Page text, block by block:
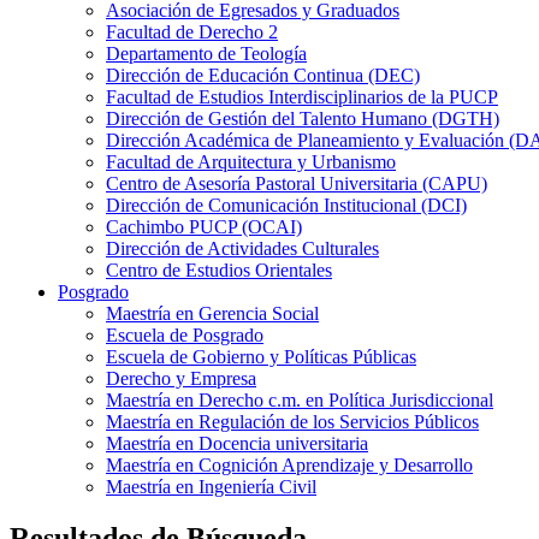
Asociación de Egresados y Graduados
Facultad de Derecho 2
Departamento de Teología
Dirección de Educación Continua (DEC)
Facultad de Estudios Interdisciplinarios de la PUCP
Dirección de Gestión del Talento Humano (DGTH)
Dirección Académica de Planeamiento y Evaluación
Facultad de Arquitectura y Urbanismo
Centro de Asesoría Pastoral Universitaria (CAPU)
Dirección de Comunicación Institucional (DCI)
Cachimbo PUCP (OCAI)
Dirección de Actividades Culturales
Centro de Estudios Orientales
Posgrado
Maestría en Gerencia Social
Escuela de Posgrado
Escuela de Gobierno y Políticas Públicas
Derecho y Empresa
Maestría en Derecho c.m. en Política Jurisdiccional
Maestría en Regulación de los Servicios Públicos
Maestría en Docencia universitaria
Maestría en Cognición Aprendizaje y Desarrollo
Maestría en Ingeniería Civil